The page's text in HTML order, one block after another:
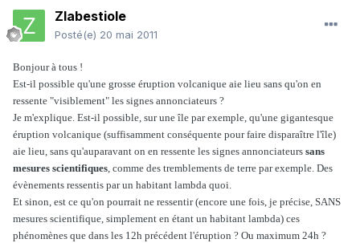
Zlabestiole
Posté(e) 20 mai 2011
Bonjour à tous !
Est-il possible qu'une grosse éruption volcanique aie lieu sans qu'on en
ressente "visiblement" les signes annonciateurs ?
Je m'explique. Est-il possible, sur une île par exemple, qu'une gigantesque
éruption volcanique (suffisamment conséquente pour faire disparaître l'île)
aie lieu, sans qu'auparavant on en ressente les signes annonciateurs sans
mesures scientifiques, comme des tremblements de terre par exemple. Des
évènements ressentis par un habitant lambda quoi.
Et sinon, est ce qu'on pourrait ne ressentir (encore une fois, je précise, SANS
mesures scientifique, simplement en étant un habitant lambda) ces
phénomènes que dans les 12h précédent l'éruption ? Ou maximum 24h ?